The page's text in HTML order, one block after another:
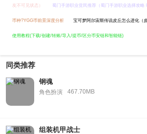
友不可见状态） 蜀门手游职业贫民推荐（蜀门手游职业选择攻略
币种?YGG币前景深度分析 宝可梦阿尔宙斯传说皮丘怎么进化（
使用教程(下载/创建/转账/导入/提币/区分币安链和智能链)
同类推荐
钢魂
角色扮演 467.70MB
组装机甲战士